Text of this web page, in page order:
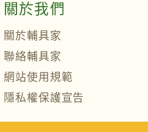
關於我們
關於輔具家
聯絡輔具家
網站使用規範
隱私權保護宣告